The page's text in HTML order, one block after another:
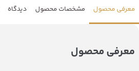
معرفی محصول مشخصات محصول دیدگاه
معرفی محصول